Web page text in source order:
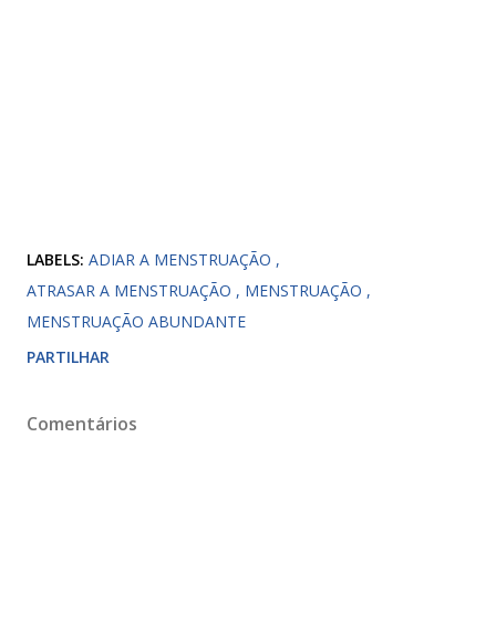
LABELS: ADIAR A MENSTRUAÇÃO
ATRASAR A MENSTRUAÇÃO
MENSTRUAÇÃO
MENSTRUAÇÃO ABUNDANTE
PARTILHAR
Comentários